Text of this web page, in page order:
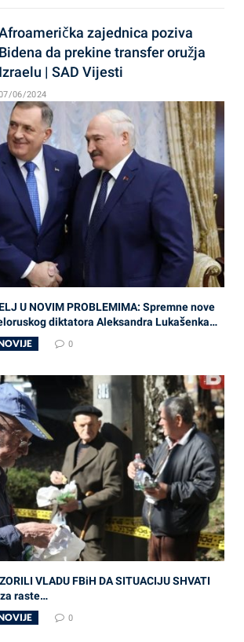
zajednica poziva
Bidena da prekine transfer oružja
Izraelu | SAD Vijesti
06/2024
U NOVIM PROBLEMIMA: Spremne nove
diktatora Aleksandra Lukašenka…
0
VLADU FBiH DA SITUACIJU SHVATI
raste…
0